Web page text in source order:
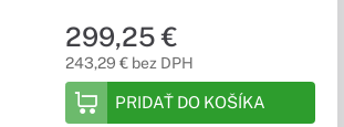
299,25 €
243,29 € bez DPH
PRIDAŤ DO KOŠÍKA